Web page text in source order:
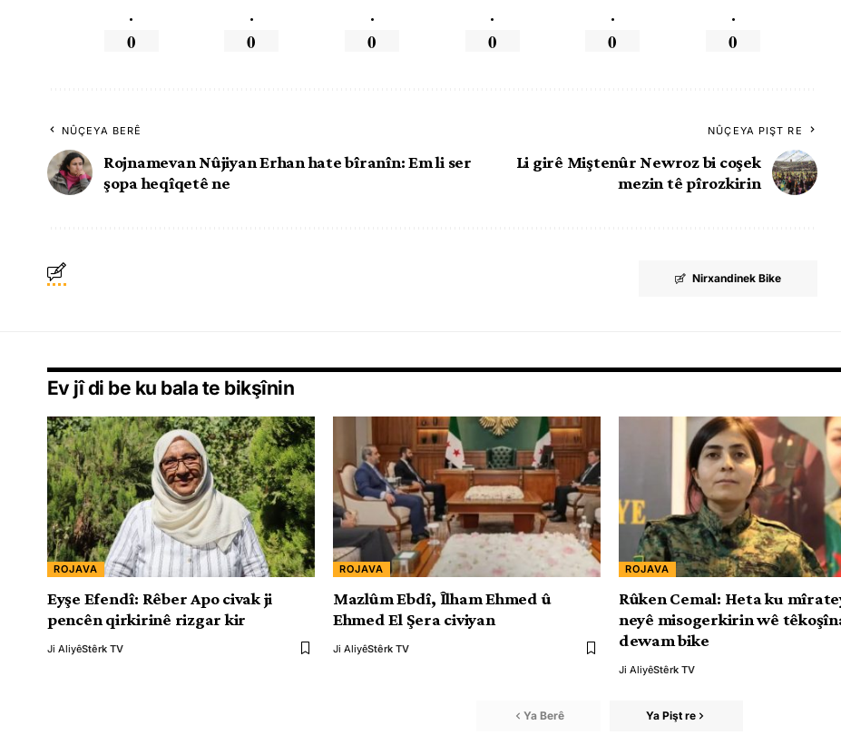
.
0
.
0
.
0
.
0
.
0
.
0
NÛÇEYA BERÊ
Rojnamevan Nûjiyan Erhan hate bîranîn: Em li ser
şopa heqîqetê ne
NÛÇEYA PIŞT RE
Li girê Miştenûr Newroz bi coşek
mezin tê pîrozkirin
Nirxandinek Bike
Ev jî di be ku bala te bikşînin
ROJAVA
Eyşe Efendî: Rêber Apo civak ji
pencên qirkirinê rizgar kir
Ji AliyêStêrk TV
ROJAVA
Mazlûm Ebdî, Îlham Ehmed û
Ehmed El Şera civiyan
Ji AliyêStêrk TV
ROJAVA
Rûken Cemal: Heta ku
neyê misogerkirin wê
dewam bike
Ji AliyêStêrk TV
Ya Berê Ya Pişt re